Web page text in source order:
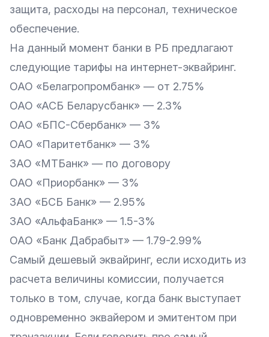
защита, расходы на персонал, техническое
обеспечение.
На данный момент банки в РБ предлагают
следующие тарифы на интернет-эквайринг.
ОАО «Белагропромбанк» — от 2.75%
ОАО «АСБ Беларусбанк» — 2.3%
ОАО «БПС-Сбербанк» — 3%
ОАО «Паритетбанк» — 3%
ЗАО «МТБанк» — по договору
ОАО «Приорбанк» — 3%
ЗАО «БСБ Банк» — 2.95%
ЗАО «АльфаБанк» — 1.5-3%
ОАО «Банк Дабрабыт» — 1.79-2.99%
Самый дешевый эквайринг, если исходить из
расчета величины комиссии, получается
только в том, случае, когда банк выступает
одновременно эквайером и эмитентом при